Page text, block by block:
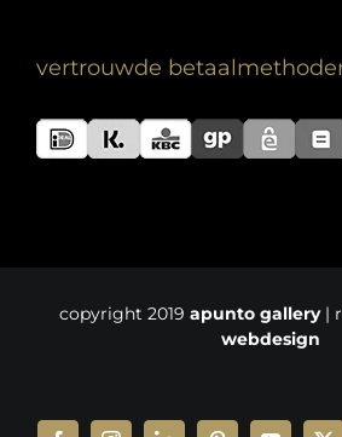
vertrouwde
copyright 2019 apunto gallery|
webdesign